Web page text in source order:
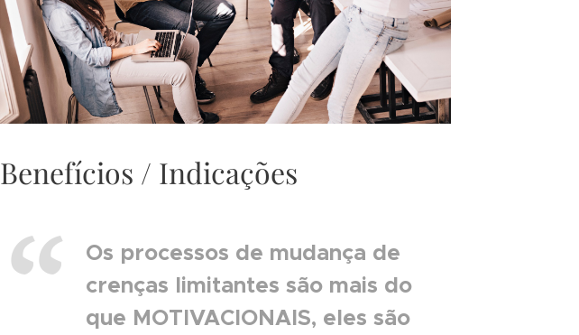
Benefícios / Indicações
Os processos de mudança de
crenças limitantes são mais do
que MOTIVACIONAIS, eles são